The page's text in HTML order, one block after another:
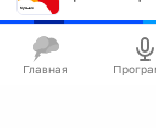
Главная